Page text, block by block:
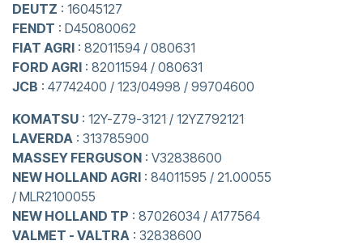
DEUTZ : 16045127
FENDT : D45080062
FIAT AGRI : 82011594 / 080631
FORD AGRI : 82011594 / 080631
JCB : 47742400 / 123/04998 / 99704600
KOMATSU : 12Y-Z79-3121 / 12YZ792121
LAVERDA : 313785900
MASSEY FERGUSON : V32838600
NEW HOLLAND AGRI : 84011595 / 21.00055
/ MLR2100055
NEW HOLLAND TP : 87026034 / A177564
VALMET - VALTRA : 32838600